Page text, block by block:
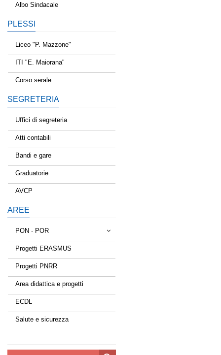
Albo Sindacale
PLESSI
Liceo "P. Mazzone"
ITI "E. Maiorana"
Corso serale
SEGRETERIA
Uffici di segreteria
Atti contabili
Bandi e gare
Graduatorie
AVCP
AREE
PON - POR
Tessere la rete
Estate a scuola
Scuola d'estate
Progetti ERASMUS
Progetti PNRR
Area didattica e progetti
ECDL
Salute e sicurezza